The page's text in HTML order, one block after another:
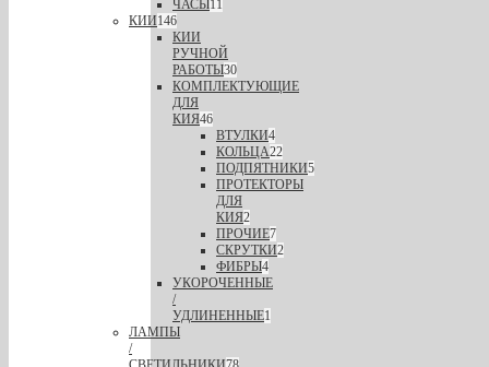
ЧАСЫ11
КИИ146
КИИ
РУЧНОЙ
РАБОТЫ30
КОМПЛЕКТУЮЩИЕ
ДЛЯ
КИЯ46
ВТУЛКИ4
КОЛЬЦА22
ПОДПЯТНИКИ5
ПРОТЕКТОРЫ
ДЛЯ
КИЯ2
ПРОЧИЕ7
СКРУТКИ2
ФИБРЫ4
УКОРОЧЕННЫЕ
/
УДЛИНЕННЫЕ1
ЛАМПЫ
/